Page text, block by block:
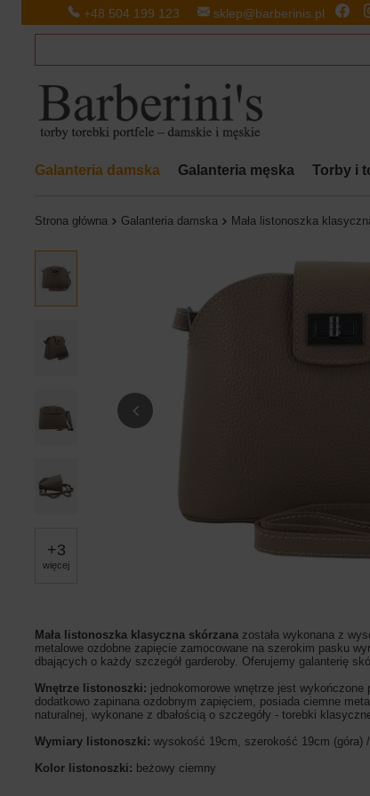
+48 504 199 123 sklep@barberinis.pl
Galanteria damska Galanteria męska Torby i
Strona główna Galanteria damska Mała listonoszka
+3
więcej
Mała listonoszka klasyczna skórzana została wykonana z
metalowe ozdobne zapięcie zamocowane na szerokim pasku
dbających o każdy szczegół garderoby. Oferujemy galanterię
Wnętrze listonoszki: jednokomorowe wnętrze jest
dodatkowo zapinana ozdobnym zapięciem, posiada ciemne
naturalnej, wykonane z dbałością o szczegóły - torebki
Wymiary listonoszki: wysokość 19cm, szerokość 19cm (góra)
Kolor listonoszki: beżowy ciemny